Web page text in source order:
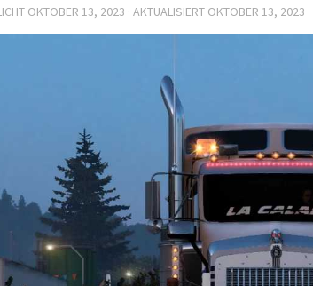
OKTOBER 13, 2023 · AKTUALISIERT OKTOBER 13, 2023